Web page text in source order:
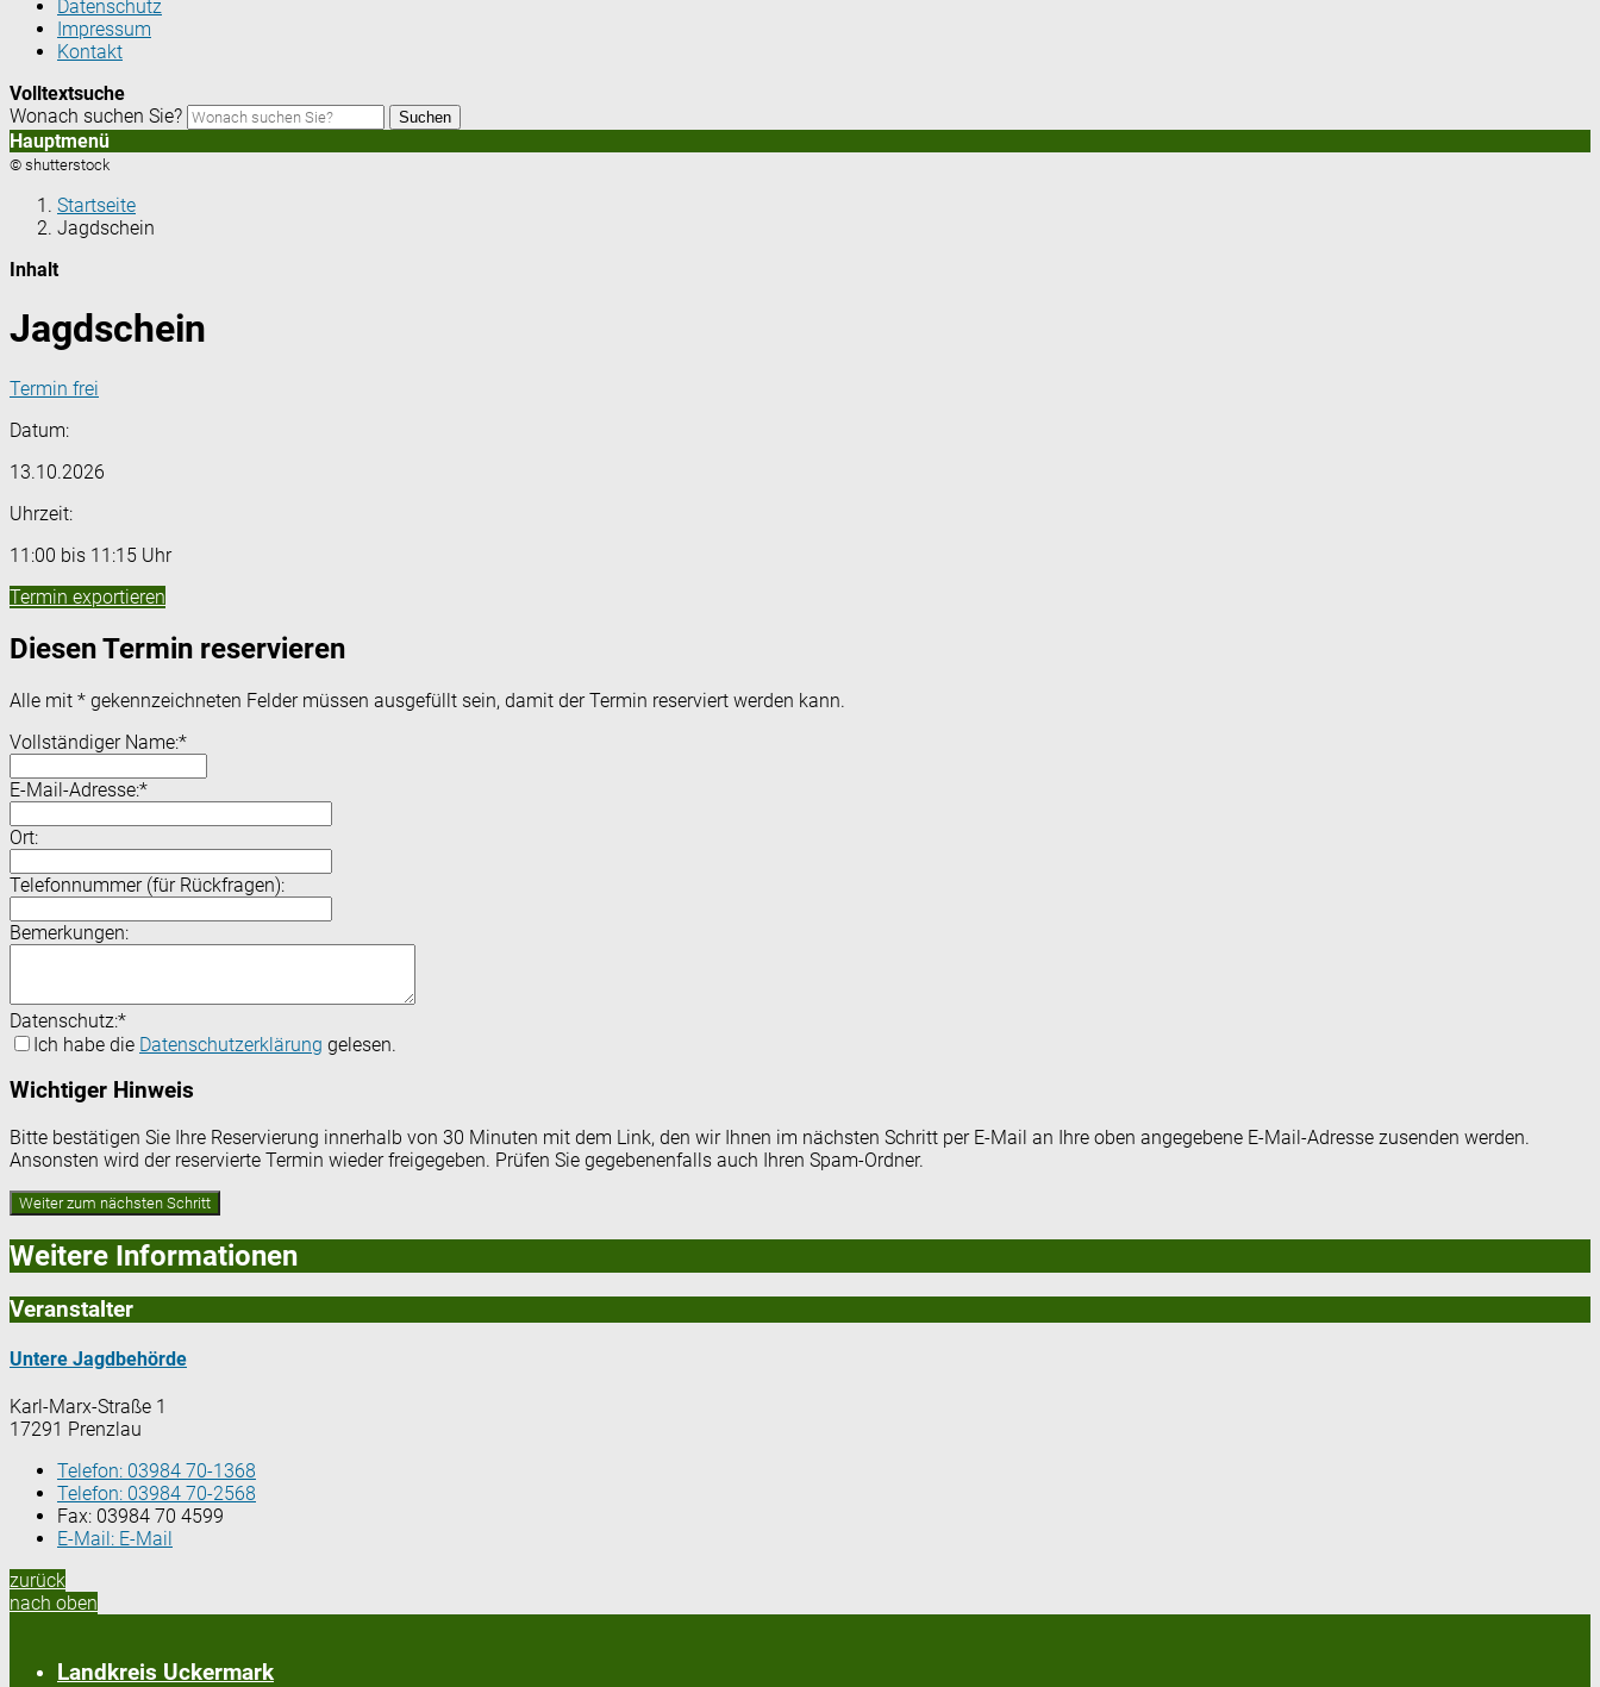
Datenschutz
Impressum
Kontakt
Volltextsuche
Wonach suchen Sie?
Suchen
Hauptmenü
© shutterstock
Startseite
Jagdschein
Inhalt
Jagdschein
Termin frei
Datum:
13.10.2026
Uhrzeit:
11:00 bis 11:15 Uhr
Termin exportieren
Diesen Termin reservieren
Alle mit * gekennzeichneten Felder müssen ausgefüllt sein, damit der Termin reserviert werden kann.
Vollständiger Name:*
E-Mail-Adresse:*
Ort:
Telefonnummer (für Rückfragen):
Bemerkungen:
Datenschutz:*
Ich habe die Datenschutzerklärung gelesen.
Wichtiger Hinweis
Bitte bestätigen Sie Ihre Reservierung innerhalb von 30 Minuten mit dem Link, den wir Ihnen im nächsten Schritt per E-Mail an Ihre oben angegebene E-Mail-Adresse zusenden werden.
Ansonsten wird der reservierte Termin wieder freigegeben. Prüfen Sie gegebenenfalls auch Ihren Spam-Ordner.
Weitere Informationen
Veranstalter
Untere Jagdbehörde
Karl-Marx-Straße 1
17291 Prenzlau
Telefon: 03984 70-1368
Telefon: 03984 70-2568
Fax: 03984 70 4599
E-Mail: E-Mail
zurück
nach oben
Landkreis Uckermark